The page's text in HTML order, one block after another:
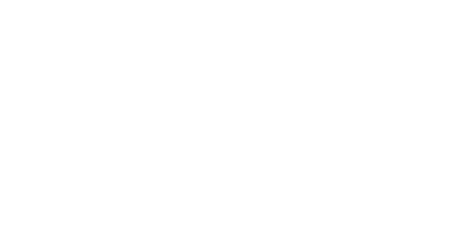
de confidentialité, en garantissant la conformité avec les réglementations. Personnalisez vos préférences pour